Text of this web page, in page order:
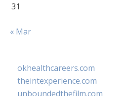
31
« Mar
okhealthcareers.com
theintexperience.com
unboundedthefilm.com